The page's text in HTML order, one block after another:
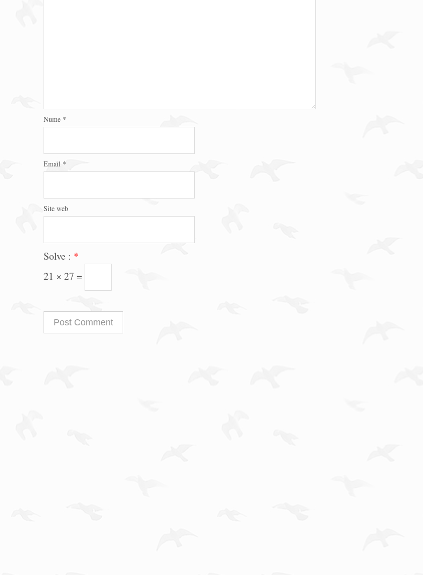
Nume *
Email *
Site web
Solve : *
21 × 27 =